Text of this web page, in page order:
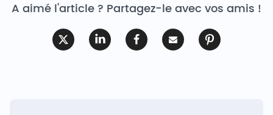
A aimé l'article ? Partagez-le avec vos amis !